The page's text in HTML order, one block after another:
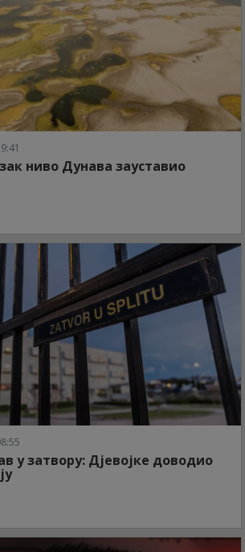
ниво Дунава зауставио
у затвору: Дјевојке доводио